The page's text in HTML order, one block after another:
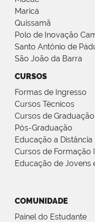
Maricá
Quissamã
Polo de Inovação
Santo Antônio de
São João da Barra
CURSOS
Formas de Ingresso
Cursos Técnicos
Cursos de Graduação
Pós-Graduação
Educação a Distância
Cursos de Formação
Educação de Jovens
COMUNIDADE
Painel do Estudante